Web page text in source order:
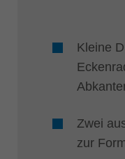
Kleine
Zwei
zur